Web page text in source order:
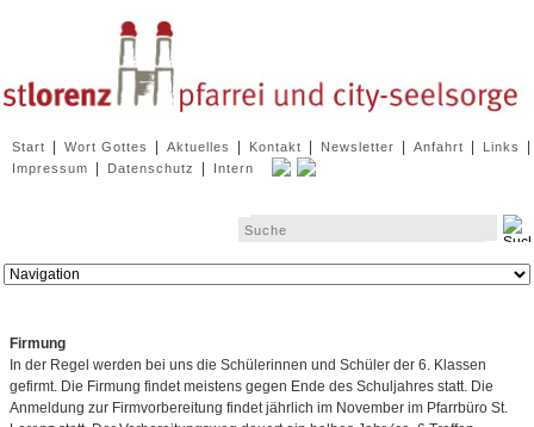
überspringen
Start Wort Gottes Aktuelles Kontakt Newsletter Anfahrt Links
Impressum Datenschutz Intern
Zielseite
Firmung
In der Regel werden bei uns die Schülerinnen und Schüler der 6. Klassen
gefirmt. Die Firmung findet meistens gegen Ende des Schuljahres statt. Die
Anmeldung zur Firmvorbereitung findet jährlich im November im Pfarrbüro St.